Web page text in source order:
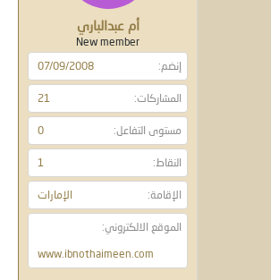
ع
ب
د
ء
أم عبدالباري
New member
إنضم
07/09/2008
المشاركات 21
مستوى التفاعل 0
النقاط 1
الإقامة الإمارات
الموقع الالكتروني
www.ibnothaimeen.com